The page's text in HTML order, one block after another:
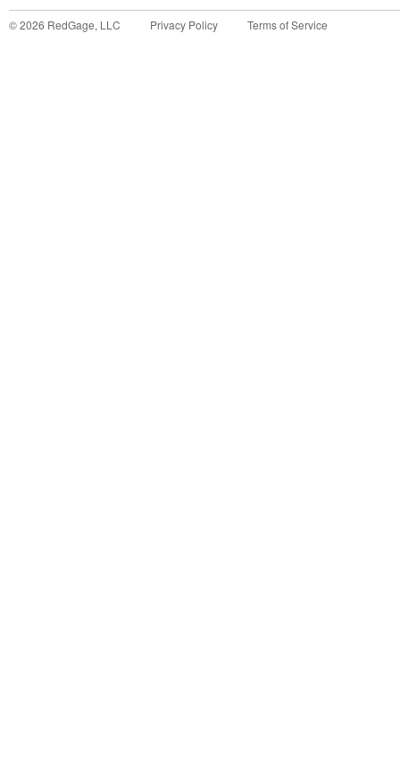
©2026 RedGage, LLC Privacy Policy Terms of Service